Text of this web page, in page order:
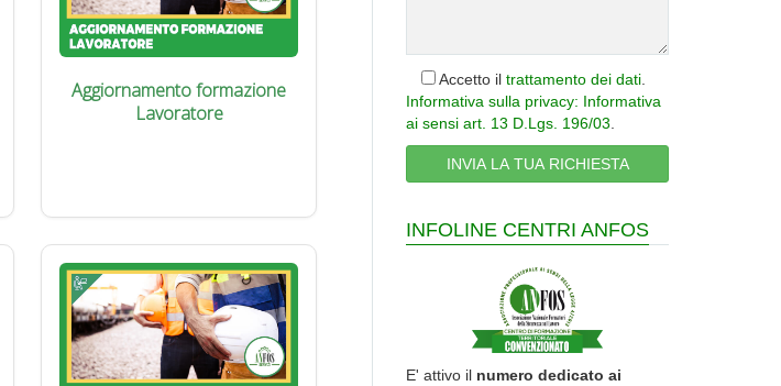
Aggiornamento formazione
Lavoratore
Accetto il trattamento dei dati
Informativa sulla privacy: Informativa
ai sensi art. 13 D.Lgs. 196/03
INFOLINE CENTRI ANFOS
E' attivo il numero dedicato ai